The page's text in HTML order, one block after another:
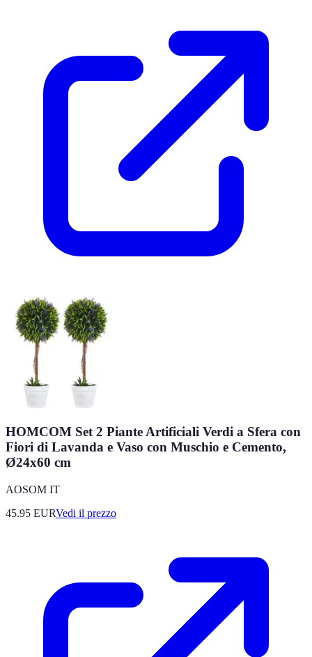
HOMCOM Set 2 Piante Artificiali Verdi a Sfera con
Fiori di Lavanda e Vaso con Muschio e Cemento,
Ø24x60 cm
AOSOM IT
45.95 EURVedi il prezzo